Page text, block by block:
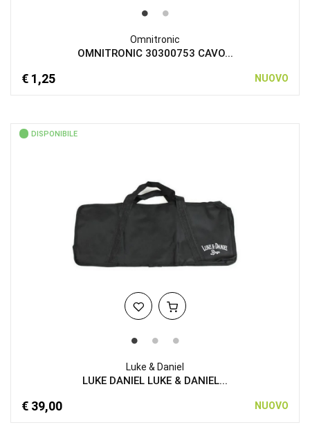
Omnitronic
OMNITRONIC 30300753 CAVO...
€ 1,25 NUOVO
DISPONIBILE
Luke & Daniel
LUKE DANIEL LUKE & DANIEL...
€ 39,00 NUOVO